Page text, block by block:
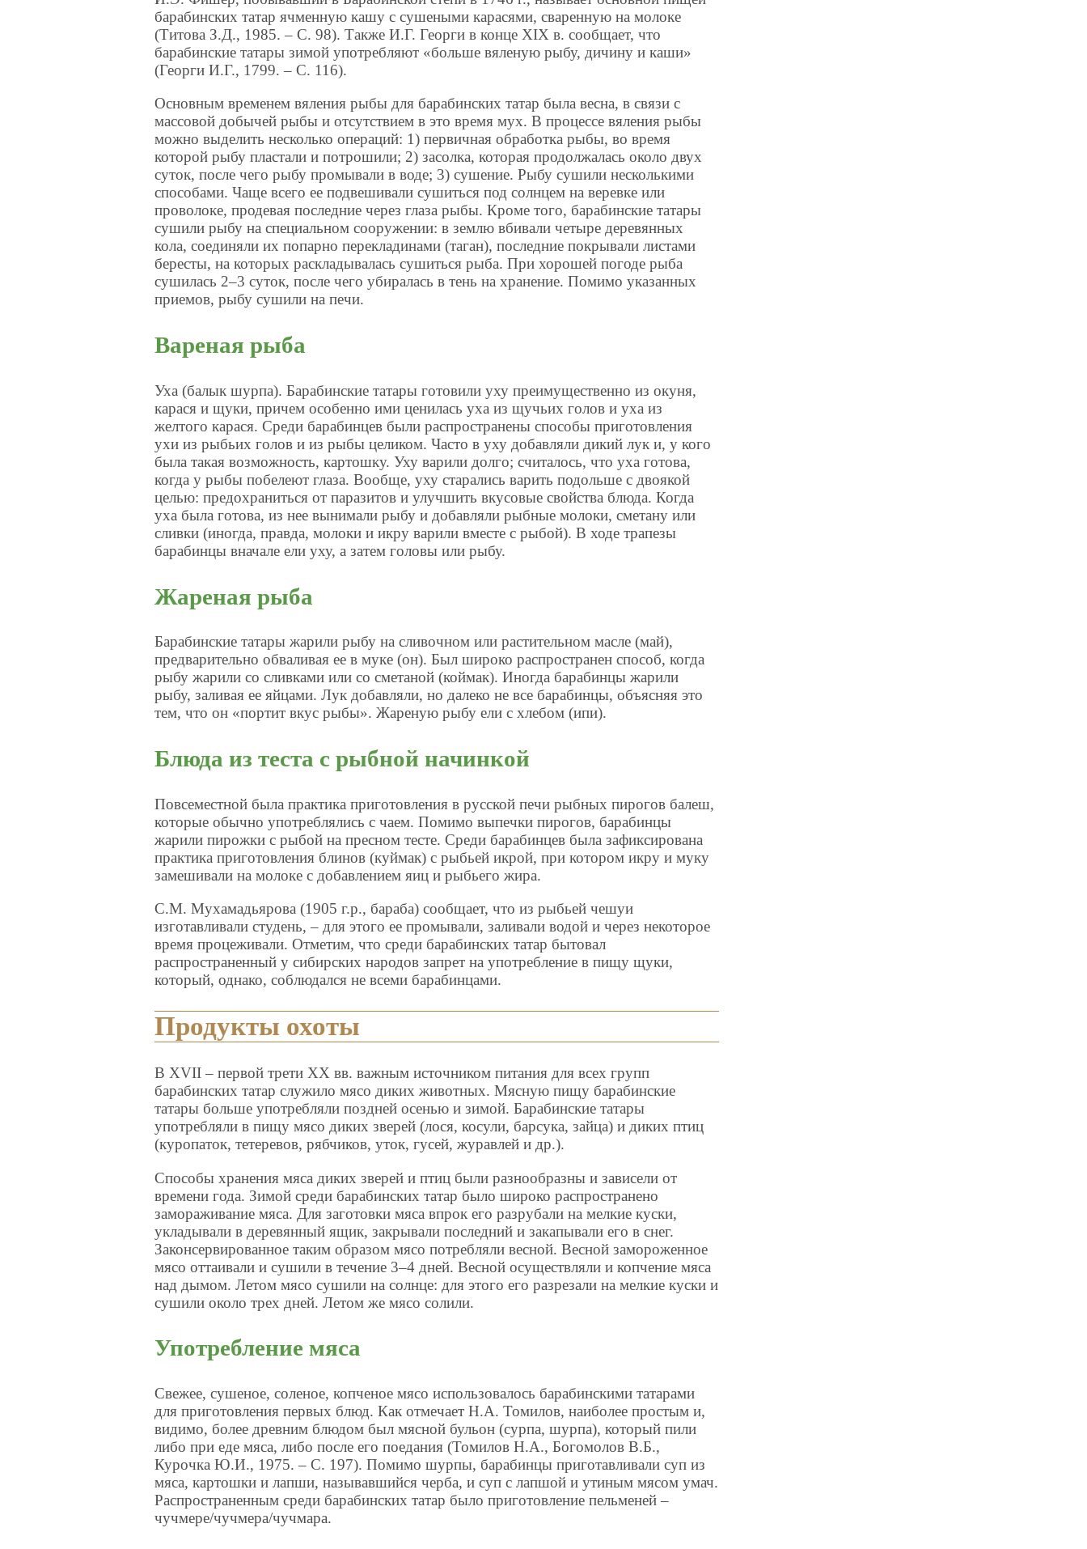
барабинских татар ячменную кашу с сушеными карасями, сваренную на молоке
(Титова З.Д., 1985. – С. 98). Также И.Г. Георги в конце XIX в. сообщает, что
барабинские татары зимой употребляют «больше вяленую рыбу, дичину и каши»
(Георги И.Г., 1799. – С. 116).
Основным временем вяления рыбы для барабинских татар была весна, в связи с
массовой добычей рыбы и отсутствием в это время мух. В процессе вяления рыбы
можно выделить несколько операций: 1) первичная обработка рыбы, во время
которой рыбу пластали и потрошили; 2) засолка, которая продолжалась около двух
суток, после чего рыбу промывали в воде; 3) сушение. Рыбу сушили несколькими
способами. Чаще всего ее подвешивали сушиться под солнцем на веревке или
проволоке, продевая последние через глаза рыбы. Кроме того, барабинские татары
сушили рыбу на специальном сооружении: в землю вбивали четыре деревянных
кола, соединяли их попарно перекладинами (таган), последние покрывали листами
бересты, на которых раскладывалась сушиться рыба. При хорошей погоде рыба
сушилась 2–3 суток, после чего убиралась в тень на хранение. Помимо указанных
приемов, рыбу сушили на печи.
Вареная рыба
Уха (балык шурпа). Барабинские татары готовили уху преимущественно из окуня,
карася и щуки, причем особенно ими ценилась уха из щучьих голов и уха из
желтого карася. Среди барабинцев были распространены способы приготовления
ухи из рыбьих голов и из рыбы целиком. Часто в уху добавляли дикий лук и, у кого
была такая возможность, картошку. Уху варили долго; считалось, что уха готова,
когда у рыбы побелеют глаза. Вообще, уху старались варить подольше с двоякой
целью: предохраниться от паразитов и улучшить вкусовые свойства блюда. Когда
уха была готова, из нее вынимали рыбу и добавляли рыбные молоки, сметану или
сливки (иногда, правда, молоки и икру варили вместе с рыбой). В ходе трапезы
барабинцы вначале ели уху, а затем головы или рыбу.
Жареная рыба
Барабинские татары жарили рыбу на сливочном или растительном масле (май),
предварительно обваливая ее в муке (он). Был широко распространен способ, когда
рыбу жарили со сливками или со сметаной (коймак). Иногда барабинцы жарили
рыбу, заливая ее яйцами. Лук добавляли, но далеко не все барабинцы, объясняя это
тем, что он «портит вкус рыбы». Жареную рыбу ели с хлебом (ипи).
Блюда из теста с рыбной начинкой
Повсеместной была практика приготовления в русской печи рыбных пирогов балеш,
которые обычно употреблялись с чаем. Помимо выпечки пирогов, барабинцы
жарили пирожки с рыбой на пресном тесте. Среди барабинцев была зафиксирована
практика приготовления блинов (куймак) с рыбьей икрой, при котором икру и муку
замешивали на молоке с добавлением яиц и рыбьего жира.
С.М. Мухамадьярова (1905 г.р., бараба) сообщает, что из рыбьей чешуи
изготавливали студень, – для этого ее промывали, заливали водой и через некоторое
время процеживали. Отметим, что среди барабинских татар бытовал
распространенный у сибирских народов запрет на употребление в пищу щуки,
который, однако, соблюдался не всеми барабинцами.
Продукты охоты
В XVII – первой трети XX вв. важным источником питания для всех групп
барабинских татар служило мясо диких животных. Мясную пищу барабинские
татары больше употребляли поздней осенью и зимой. Барабинские татары
употребляли в пищу мясо диких зверей (лося, косули, барсука, зайца) и диких птиц
(куропаток, тетеревов, рябчиков, уток, гусей, журавлей и др.).
Способы хранения мяса диких зверей и птиц были разнообразны и зависели от
времени года. Зимой среди барабинских татар было широко распространено
замораживание мяса. Для заготовки мяса впрок его разрубали на мелкие куски,
укладывали в деревянный ящик, закрывали последний и закапывали его в снег.
Законсервированное таким образом мясо потребляли весной. Весной замороженное
мясо оттаивали и сушили в течение 3–4 дней. Весной осуществляли и копчение мяса
над дымом. Летом мясо сушили на солнце: для этого его разрезали на мелкие куски и
сушили около трех дней. Летом же мясо солили.
Употребление мяса
Свежее, сушеное, соленое, копченое мясо использовалось барабинскими татарами
для приготовления первых блюд. Как отмечает Н.А. Томилов, наиболее простым и,
видимо, более древним блюдом был мясной бульон (сурпа, шурпа), который пили
либо при еде мяса, либо после его поедания (Томилов Н.А., Богомолов В.Б.,
Курочка Ю.И., 1975. – С. 197). Помимо шурпы, барабинцы приготавливали суп из
мяса, картошки и лапши, называвшийся черба, и суп с лапшой и утиным мясом умач.
Распространенным среди барабинских татар было приготовление пельменей –
чучмере/чучмера/чучмара.